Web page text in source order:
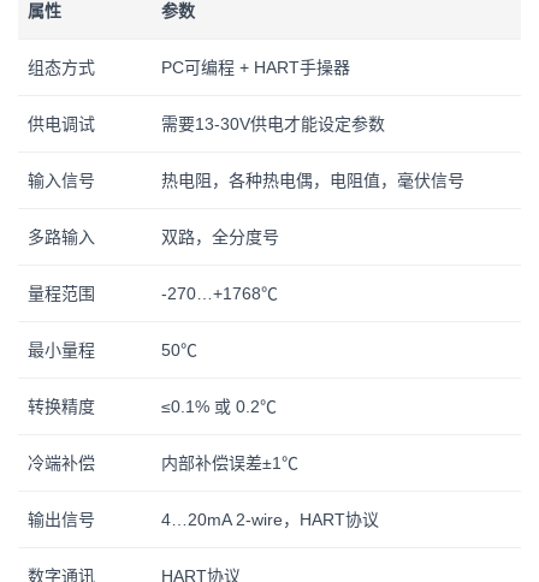
属性 参数
组态方式 PC可编程 + HART手操器
供电调试 需要13-30V供电才能设定参数
输入信号 热电阻，各种热电偶，电阻值，毫伏信号
多路输入 双路，全分度号
量程范围 -270…+1768℃
最小量程 50℃
转换精度 ≤0.1% 或 0.2℃
冷端补偿 内部补偿误差±1℃
输出信号 4…20mA 2-wire，HART协议
数字通讯 HART协议